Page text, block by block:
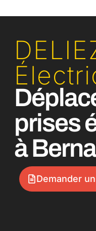
prises
à
Demander